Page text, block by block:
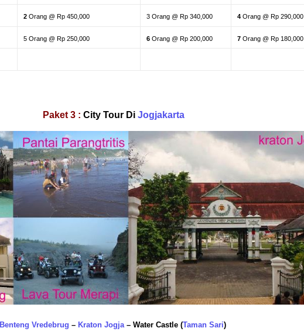
2 Orang @ Rp 450,000 3 Orang @ Rp 340,000 4 Orang @ Rp 290,000
5 Orang @ Rp 250,000 6 Orang @ Rp 200,000 7 Orang @ Rp 180,000
Paket 3 :City Tour DiJogjakarta
Benteng Vredebrug – Kraton Jogja– Water Castle (Taman Sari)